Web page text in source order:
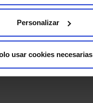
Personalizar
usar cookies necesarias
Sur
HM Rivas
Videoconsulta